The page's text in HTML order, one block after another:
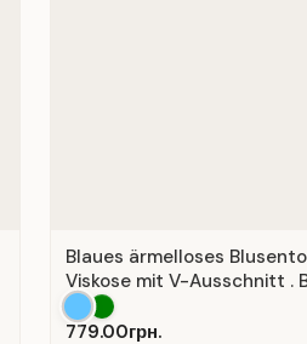
Blaues ärmelloses
Viskose mit V-Ausschnitt .
779.00грн.